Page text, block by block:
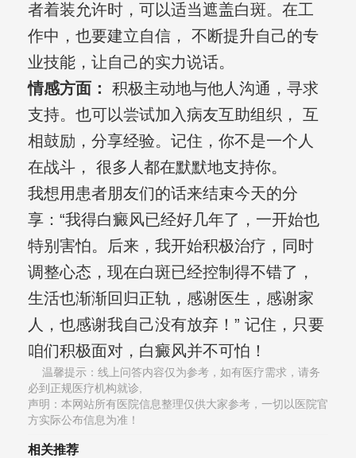
者着装允许时，可以适当遮盖白斑。在工
作中，也要建立自信， 不断提升自己的专
业技能，让自己的实力说话。
情感方面：
积极主动地与他人沟通，寻求
支持。也可以尝试加入病友互助组织， 互
相鼓励，分享经验。记住，你不是一个人
在战斗， 很多人都在默默地支持你。
我想用患者朋友们的话来结束今天的分
享：“我得白癜风已经好几年了，一开始也
特别害怕。后来，我开始积极治疗，同时
调整心态，现在白斑已经控制得不错了，
生活也渐渐回归正轨，感谢医生，感谢家
人，也感谢我自己没有放弃！” 记住，只要
咱们积极面对，白癜风并不可怕！
温馨提示：线上问答内容仅为参考，如有医疗需求，请务
必到正规医疗机构就诊,
声明：本网站所有医院信息整理仅供大家参考，一切以医院官
方实际公布信息为准！
相关推荐